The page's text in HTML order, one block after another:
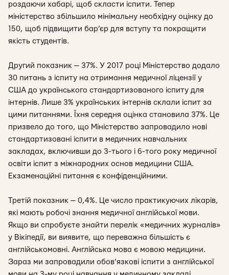
роздаючи хабарі, щоб скласти іспити. Тепер
міністерство збільшило мінімальну необхідну оцінку до
150, щоб підвищити бар’єр для вступу та покращити
якість студентів.
Другий показник — 37%. У 2017 році Міністерство додало
30 питань з іспиту на отримання медичної ліцензії у
США до українського стандартизованого іспиту для
інтернів. Лише 3% українських інтернів склали іспит за
цими питаннями. Їхня середня оцінка становила 37%. Це
призвело до того, що Міністерство запровадило нові
стандартизовані іспити в медичних навчальних
закладах, включивши до 3-тього і 6-того року медичної
освіти іспит з міжнародних основ медицини США.
Екзаменаційні питання є конфіденційними.
Третій показник — 0,4%. Це число практикуючих лікарів,
які мають робочі знання медичної англійської мови.
Якщо ви спробуєте знайти перелік «медичних журналів»
у Вікіпедії, ви виявите, що переважна більшість є
англійськомовні. Англійська мова є мовою медицини.
Зараз ми запровадили обов’язкові іспити з англійської